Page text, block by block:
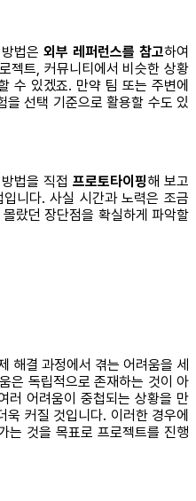
법은 외부 레퍼런스를 참고하여
젝트, 커뮤니티에서 비슷한 상황
수 있겠죠. 만약 팀 또는 주변에
을 선택 기준으로 활용할 수도 있
법을 직접 프로토타이핑해 보고
니다. 사실 시간과 노력은 조금
랐던 장단점을 확실하게 파악할
해결 과정에서 겪는 어려움을 세
은 독립적으로 존재하는 것이 아
러 어려움이 중첩되는 상황을 만
욱 커질 것입니다. 이러한 경우에
는 것을 목표로 프로젝트를 진행